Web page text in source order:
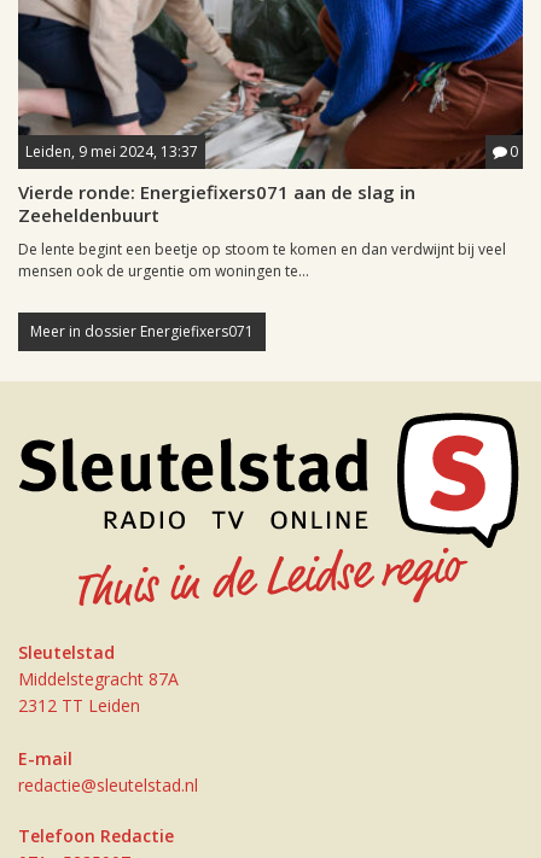
Leiden, 9 mei 2024, 13:37 0
Vierde ronde: Energiefixers071 aan de slag in
Zeeheldenbuurt
De lente begint een beetje op stoom te komen en dan verdwijnt bij veel
mensen ook de urgentie om woningen te...
Meer in dossier Energiefixers071
Sleutelstad
Middelstegracht 87A
2312 TT Leiden
E-mail
redactie@sleutelstad.nl
Telefoon Redactie